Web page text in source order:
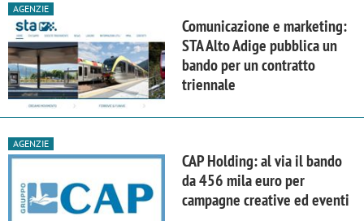
AGENZIE
Comunicazione e marketing:
STA Alto Adige pubblica un
bando per un contratto
triennale
AGENZIE
CAP Holding: al via il bando
da 456 mila euro per
campagne creative ed eventi